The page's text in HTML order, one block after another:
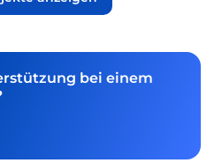
bei einem